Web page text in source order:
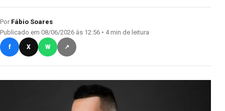
Por Fábio Soares
Publicado em 08/06/2026 às 12:56 • 4 min de leitura
f X W ↗